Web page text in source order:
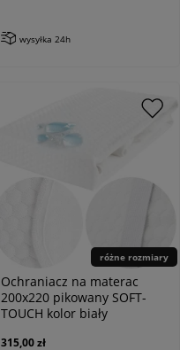
wysyłka 24h
różne rozmiary
Ochraniacz na materac
200x220 pikowany SOFT-
TOUCH kolor biały
315,00 zł